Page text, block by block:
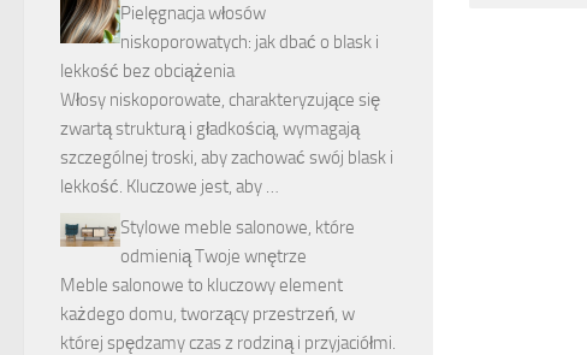
Pielęgnacja włosów
niskoporowatych: jak dbać o blask i
lekkość bez obciążenia
Włosy niskoporowate, charakteryzujące się
zwartą strukturą i gładkością, wymagają
szczególnej troski, aby zachować swój blask i
lekkość. Kluczowe jest, aby …
Stylowe meble salonowe, które
odmienią Twoje wnętrze
Meble salonowe to kluczowy element
każdego domu, tworzący przestrzeń, w
której spędzamy czas z rodziną i przyjaciółmi.